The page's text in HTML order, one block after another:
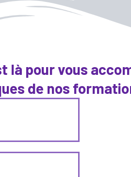
là pour vous
de nos